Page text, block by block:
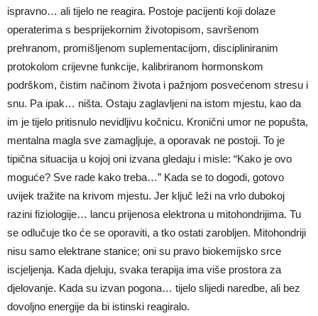
ispravno… ali tijelo ne reagira. Postoje pacijenti koji dolaze
operaterima s besprijekornim životopisom, savršenom
prehranom, promišljenom suplementacijom, discipliniranim
protokolom crijevne funkcije, kalibriranom hormonskom
podrškom, čistim načinom života i pažnjom posvećenom stresu i
snu. Pa ipak… ništa. Ostaju zaglavljeni na istom mjestu, kao da
im je tijelo pritisnulo nevidljivu kočnicu. Kronični umor ne popušta,
mentalna magla sve zamagljuje, a oporavak ne postoji. To je
tipična situacija u kojoj oni izvana gledaju i misle: “Kako je ovo
moguće? Sve rade kako treba…” Kada se to dogodi, gotovo
uvijek tražite na krivom mjestu. Jer ključ leži na vrlo dubokoj
razini fiziologije… lancu prijenosa elektrona u mitohondrijima. Tu
se odlučuje tko će se oporaviti, a tko ostati zarobljen. Mitohondriji
nisu samo elektrane stanice; oni su pravo biokemijsko srce
iscjeljenja. Kada djeluju, svaka terapija ima više prostora za
djelovanje. Kada su izvan pogona… tijelo slijedi naredbe, ali bez
dovoljno energije da bi istinski reagiralo.